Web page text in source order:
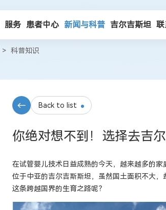
服务 患者中心 新闻与科普 吉尔吉斯坦
> 科普知识
Back to list
你绝对想不到！选择去吉
在试管婴儿技术日益成熟的今天，越来越多的家
位于中亚的吉尔吉斯斯坦，虽然国土面积不大
这条跨越国界的生育之路呢？